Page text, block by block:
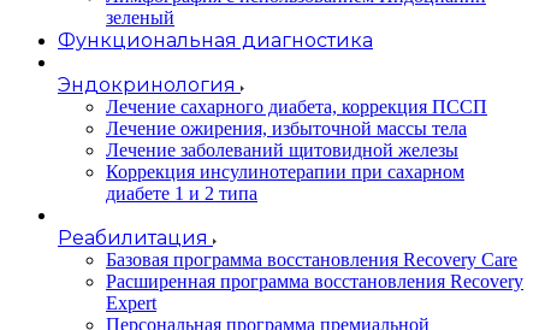
зеленый
Функциональная диагностика
Эндокринология
Лечение сахарного диабета, коррекция ПССП
Лечение ожирения, избыточной массы тела
Лечение заболеваний щитовидной железы
Коррекция инсулинотерапии при сахарном
диабете 1 и 2 типа
Реабилитация
Базовая программа восстановления Recovery Care
Расширенная программа восстановления Recovery
Expert
Персональная программа премиальной